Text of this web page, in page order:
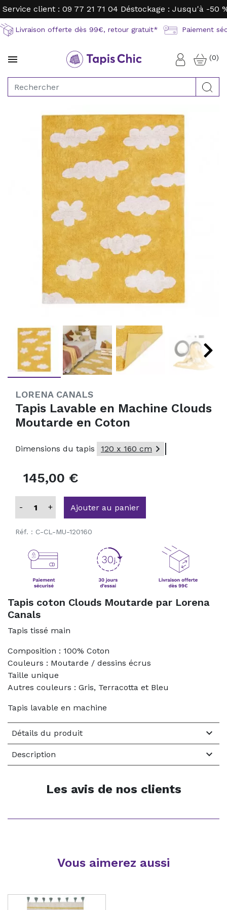
Service client : 09 77 21 71 04 Déstockage : Jusqu'à -50
Livraison offerte dès 99€, retour gratuit* Paiement
 Connexion
(0)
LORENA CANALS
Tapis Lavable en Machine Clouds
Moutarde en Coton
Dimensions du tapis 120 x 160 cm 
145,00 €
- + Ajouter au panier
Réf. : C-CL-MU-120160
Tapis coton Clouds Moutarde par Lorena
Canals
Tapis tissé main
Composition : 100% Coton
Couleurs : Moutarde / dessins écrus
Taille unique
Autres couleurs : Gris, Terracotta et Bleu
Tapis lavable en machine
Détails du produit 
Description 
Les avis de nos clients
Vous aimerez aussi